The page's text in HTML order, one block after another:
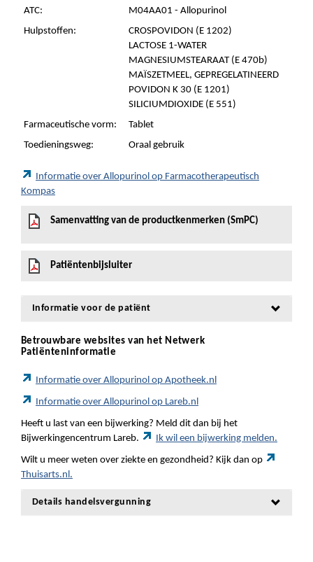
ATC:
M04AA01 - Allopurinol
Hulpstoffen:
CROSPOVIDON (E 1202)
LACTOSE 1-WATER
MAGNESIUMSTEARAAT (E 470b)
MAÏSZETMEEL, GEPREGELATINEERD
POVIDON K 30 (E 1201)
SILICIUMDIOXIDE (E 551)
Farmaceutische vorm:
Tablet
Toedieningsweg:
Oraal gebruik
Informatie over Allopurinol op Farmacotherapeutisch
Kompas
Samenvatting van de productkenmerken (SmPC)
Patiëntenbijsluiter
Informatie voor de patiënt
Betrouwbare websites van het Netwerk
Patiënteninformatie
Informatie over Allopurinol op Apotheek.nl
Informatie over Allopurinol op Lareb.nl
Heeft u last van een bijwerking? Meld dit dan bij het
Bijwerkingencentrum Lareb.
Ik wil een bijwerking melden.
Wilt u meer weten over ziekte en gezondheid? Kijk dan op
Thuisarts.nl.
Details handelsvergunning